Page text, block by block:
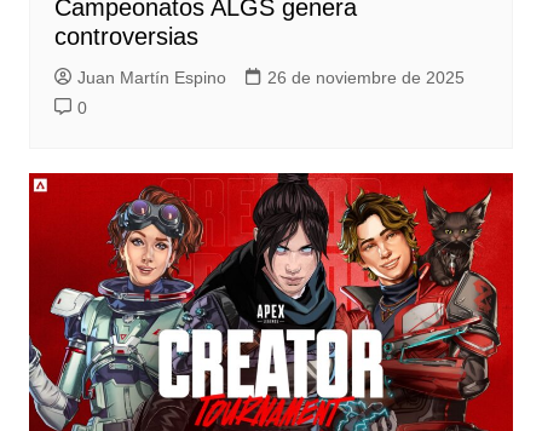
Campeonatos ALGS genera
controversias
Juan Martín Espino
26 de noviembre de 2025
0